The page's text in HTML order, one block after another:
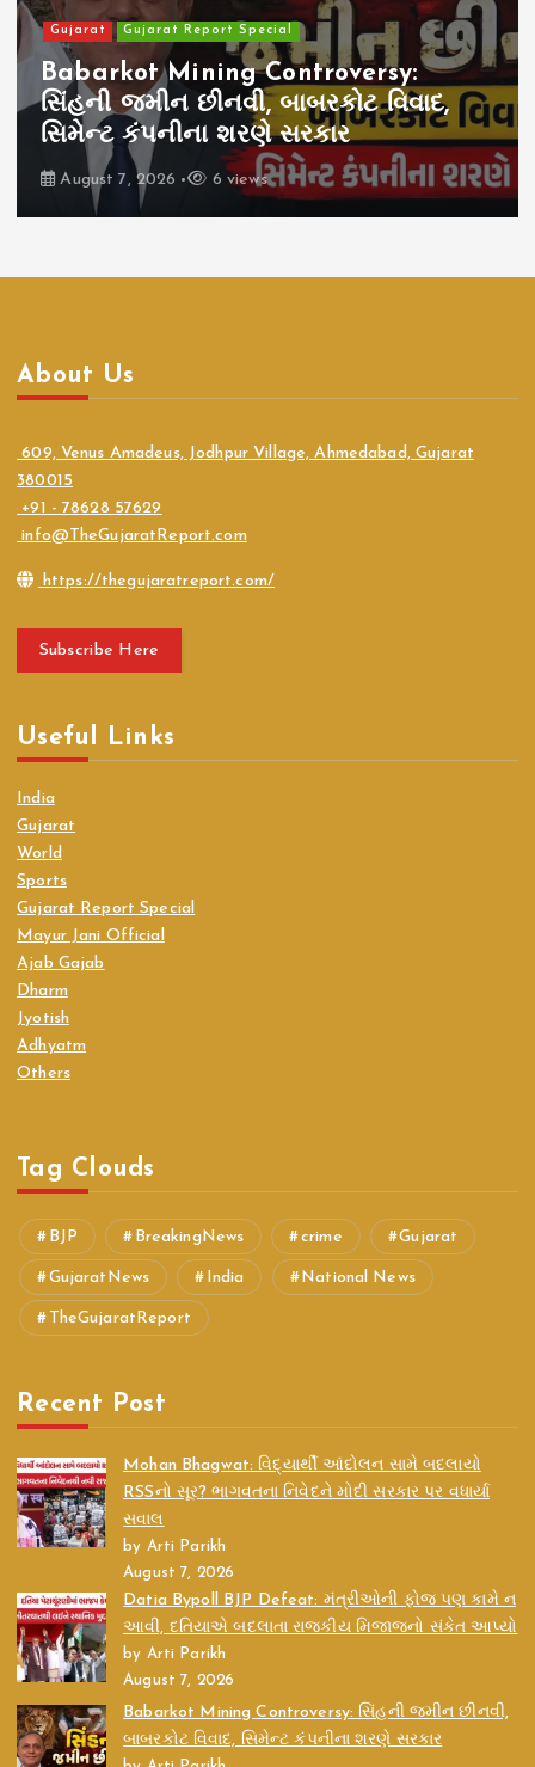
Gujarat Gujarat Report Special
Babarkot Mining Controversy:
સિંહની જમીન છીનવી, બાબરકોટ વિવાદ,
સિમેન્ટ કંપનીના શરણે સરકાર
August 7, 2026 6 views
About Us
609, Venus Amadeus, Jodhpur Village, Ahmedabad, Gujarat
380015
+91 - 78628 57629
info@TheGujaratReport.com
https://thegujaratreport.com/
Subscribe Here
Useful Links
India
Gujarat
World
Sports
Gujarat Report Special
Mayur Jani Official
Ajab Gajab
Dharm
Jyotish
Adhyatm
Others
Tag Clouds
BJP BreakingNews crime Gujarat
GujaratNews India National News
TheGujaratReport
Recent Post
Mohan Bhagwat: વિદ્યાર્થી આંદોલન સામે બદલાયો
RSSનો સૂર? ભાગવતના નિવેદને મોદી સરકાર પર વધાર્યા
સવાલ
by Arti Parikh
August 7, 2026
Datia Bypoll BJP Defeat: મંત્રીઓની ફોજ પણ કામે ન
આવી, દતિયાએ બદલાતા રાજકીય મિજાજનો સંકેત આપ્યો
by Arti Parikh
August 7, 2026
Babarkot Mining Controversy: સિંહની જમીન છીનવી,
બાબરકોટ વિવાદ, સિમેન્ટ કંપનીના શરણે સરકાર